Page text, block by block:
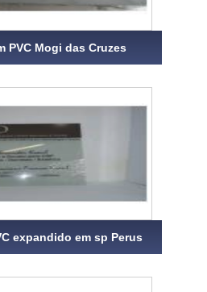
PVC Mogi das Cruzes
expandido em sp Perus